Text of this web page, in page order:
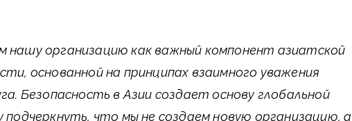
нашу организацию как важный компонент азиатской
основанной на принципах взаимного уважения
Безопасность в Азии создает основу глобальной
подчеркнуть, что мы не создаем новую организацию, а